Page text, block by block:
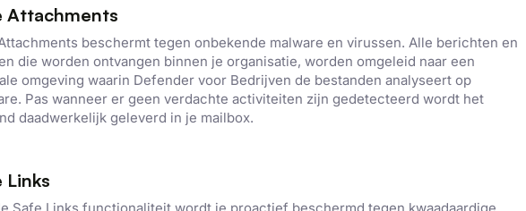
Attachments
beschermt tegen onbekende malware en virussen. Alle berichten en
die worden ontvangen binnen je organisatie, worden omgeleid naar een
omgeving waarin Defender voor Bedrijven de bestanden analyseert op
Pas wanneer er geen verdachte activiteiten zijn gedetecteerd wordt het
daadwerkelijk geleverd in je mailbox.
Links